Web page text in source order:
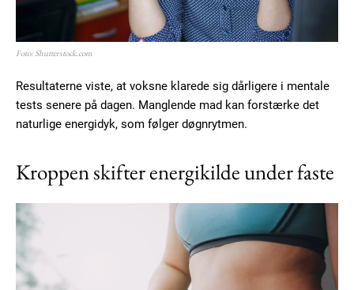
Foto: Shutterstock.com
Resultaterne viste, at voksne klarede sig dårligere i mentale
tests senere på dagen. Manglende mad kan forstærke det
naturlige energidyk, som følger døgnrytmen.
Kroppen skifter energikilde under faste